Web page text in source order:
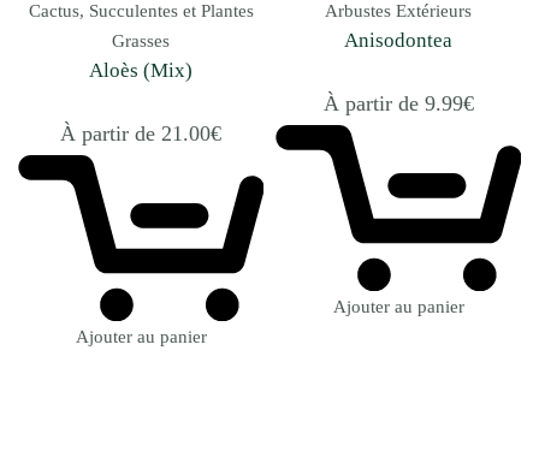
Cactus, Succulentes et Plantes
Grasses
Aloès (Mix)
À partir de 21.00€
Ajouter au panier
Arbustes Extérieurs
Anisodontea
À partir de 9.99€
Ajouter au panier